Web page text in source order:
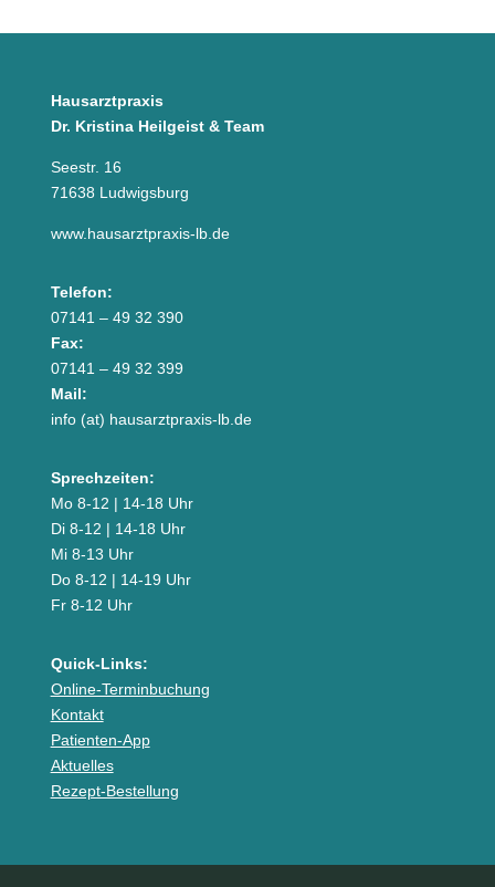
Hausarztpraxis
Dr. Kristina Heilgeist & Team
Seestr. 16
71638 Ludwigsburg
www.hausarztpraxis-lb.de
Telefon:
07141 – 49 32 390
Fax:
07141 – 49 32 399
Mail:
info (at) hausarztpraxis-lb.de
Sprechzeiten:
Mo 8-12 | 14-18 Uhr
Di 8-12 | 14-18 Uhr
Mi 8-13 Uhr
Do 8-12 | 14-19 Uhr
Fr 8-12 Uhr
Quick-Links:
Online-Terminbuchung
Kontakt
Patienten-App
Aktuelles
Rezept-Bestellung